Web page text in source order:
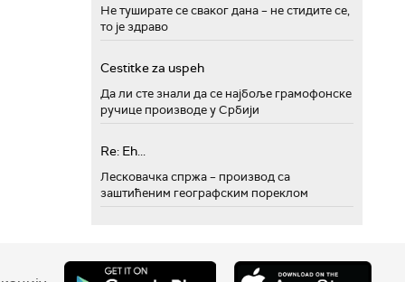
Не туширате се сваког дана – не стидите се,
то је здраво
Cestitke za uspeh
Да ли сте знали да се најбоље грамофонске
ручице производе у Србији
Re: Eh...
Лесковачка спржа – производ са
заштићеним географским пореклом